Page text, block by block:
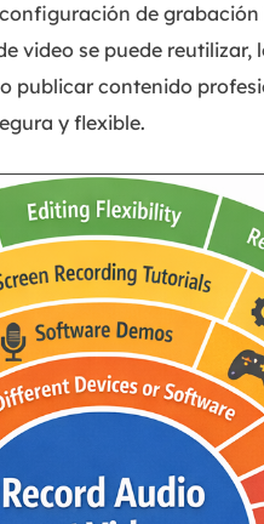
de
video se puede reutilizar,
publicar contenido
y flexible.